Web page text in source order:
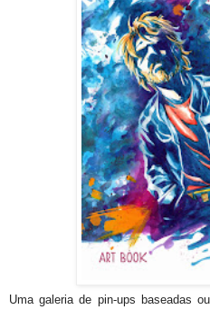
Uma galeria de pin-ups baseadas